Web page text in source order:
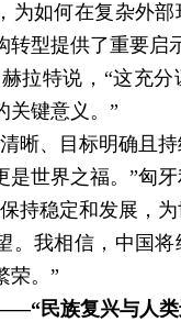
为如何在复杂外部
转型提供了重要启
拉特说，“这充分
关键意义。”
晰、目标明确且持
是世界之福。”匈
持稳定和发展，
。我相信，中国
荣。”
民族复兴与人类